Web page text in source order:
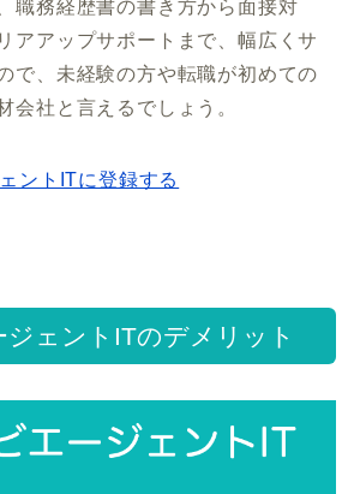
職務経歴書の書き方から面接対
アアップサポートまで、幅広くサ
で、未経験の方や転職が初めての
会社と言えるでしょう。
ントITに登録する
ェントITのデメリット